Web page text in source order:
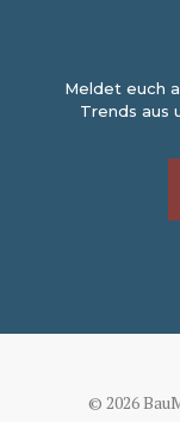
Meldet euch
Trends aus
© 2026